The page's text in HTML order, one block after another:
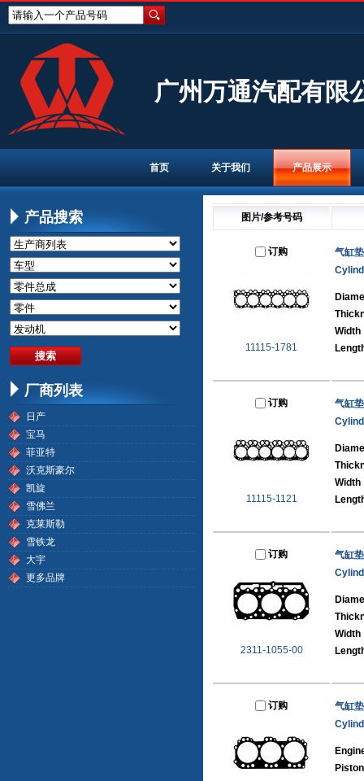
请输入一个产品号码
广州万通汽配有限
首页 关于我们 产品展示
图片/参考号码
订购
11115-1781
气缸垫
Width
订购
11115-1121
气缸垫
Width
订购
2311-1055-00
气缸垫
Width
订购
气缸垫
产品搜索
厂商列表
日产
宝马
菲亚特
沃克斯豪尔
凯旋
雪佛兰
克莱斯勒
雪铁龙
大宇
更多品牌